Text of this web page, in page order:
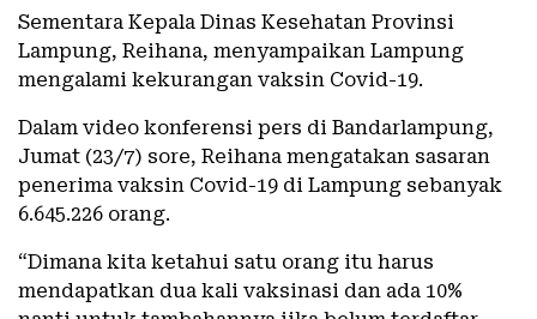
Sementara Kepala Dinas Kesehatan Provinsi
Lampung, Reihana, menyampaikan Lampung
mengalami kekurangan vaksin Covid-19.
Dalam video konferensi pers di Bandarlampung,
Jumat (23/7) sore, Reihana mengatakan sasaran
penerima vaksin Covid-19 di Lampung sebanyak
6.645.226 orang.
“Dimana kita ketahui satu orang itu harus
mendapatkan dua kali vaksinasi dan ada 10%